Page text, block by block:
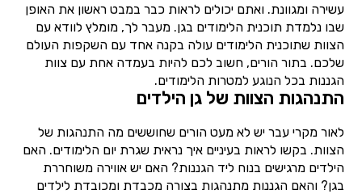
עשירה ומגוונת. ואתם יכולים לראות כבר במבט ראשון את האופן
שבו נלמדת תוכנית הלימודים בגן. מעבר לך, מומלץ לוודא עם
הצוות שתוכנית הלימודים עולה בקנה אחד עם השקפות העולם
שלכם. בתור הורים, חשוב לכם להיות בעמדה אחת עם צוות
הגננות בכל הנוגע למטרות הלימודים.
התנהגות הצוות של גן הילדים
לאור מקרי עבר יש לא מעט הורים שחוששים מה התנהגות של
הצוות. בקשו לראות בעיניים איך נראית שגרת יום הלימודים. האם
הילדים מרגישים בנוח ליד הגננות? האם יש אווירה משוחררת
בגן? והאם הגננות מתנהגות בצורה מכבדת ומכובדת לילדים